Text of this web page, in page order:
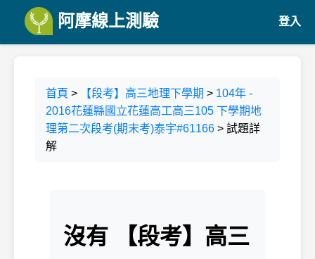
阿摩線上測驗 登入
首頁 > 【段考】高三地理下學期 > 104年 -
2016花蓮縣國立花蓮高工高三105 下學期地
理第二次段考(期末考)泰宇#61166 > 試題詳
解
沒有 【段考】高三